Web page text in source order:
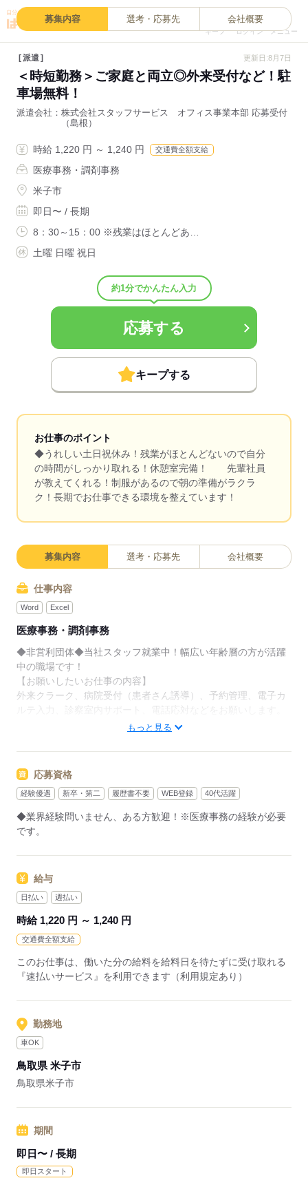
キープ ログイン メニュー
募集内容 選考・応募先 会社概要
派遣 更新日:8月7日
＜時短勤務＞ご家庭と両立◎外来受付など！駐
車場無料！
派遣会社
株式会社スタッフサービス オフィス事業本部 応募受付
（島根）
時給 1,220 円 ～ 1,240 円 交通費全額支給
医療事務・調剤事務
米子市
即日〜 / 長期
8：30～15：00 ※残業はほとんどあ…
土曜 日曜 祝日
約1分でかんたん入力
応募する
キープする
お仕事のポイント
◆うれしい土日祝休み！残業がほとんどないので自分
の時間がしっかり取れる！休憩室完備！ 先輩社員
が教えてくれる！制服があるので朝の準備がラクラ
ク！長期でお仕事できる環境を整えています！
募集内容 選考・応募先 会社概要
仕事内容
Word Excel
医療事務・調剤事務
◆非営利団体◆当社スタッフ就業中！幅広い年齢層の方が活躍
中の職場です！
【お願いしたいお仕事の内容】
外来クラーク、病院受付（患者さん誘導）、予約管理、電子カ
ルテ入力、診察室内サポート、電話応対などをお願いします。
電話なしのコツコツ系データ入力や英語を使う事務、
大学やコールセンターなどのお仕事も扱っています。
在宅のお仕事があるエリアも☆
9月・10月スタートもご相談ください♪
もっと見る
応募資格
経験優遇 新卒・第二 履歴書不要 WEB登録 40代活躍
◆業界経験問いません、ある方歓迎！※医療事務の経験が必要
です。
給与
日払い 週払い
時給 1,220 円 ～ 1,240 円
交通費全額支給
このお仕事は、働いた分の給料を給料日を待たずに受け取れる
『速払いサービス』を利用できます（利用規定あり）
勤務地
車OK
鳥取県 米子市
鳥取県米子市
期間
即日〜 / 長期
即日スタート